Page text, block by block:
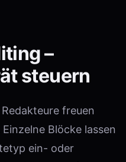
–
steuern
freuen
Einzelne Blöcke lassen
ein- oder